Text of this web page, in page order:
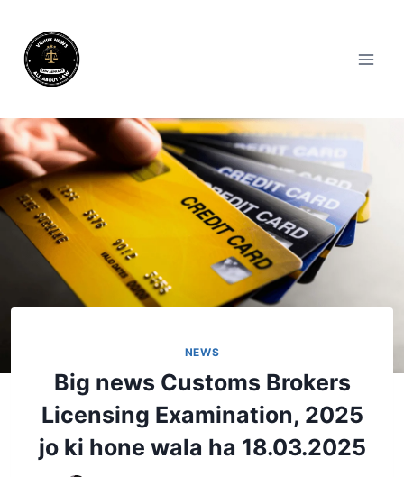
NEWS
Big news Customs Brokers
Licensing Examination, 2025
jo ki hone wala ha 18.03.2025